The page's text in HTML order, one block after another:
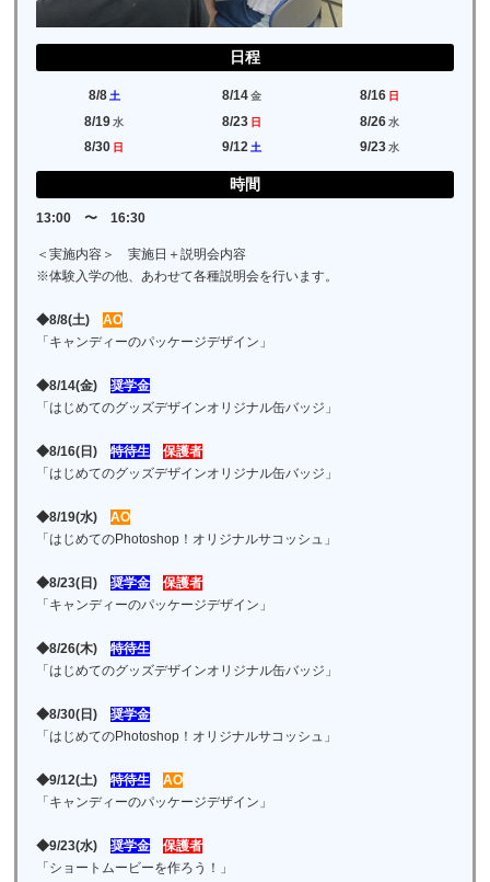
日程
8/8 土 8/14金 8/16 日
8/19 水 8/23 日 8/26水
8/30 日 9/12土 9/23水
時間
13:00 〜 16:30
＜実施内容＞ 実施日＋説明会内容
※体験入学の他、あわせて各種説明会を行います。
◆8/8(土)AO
「キャンディーのパッケージデザイン」
◆8/14(金)奨学金
「はじめてのグッズデザインオリジナル缶バッジ」
◆8/16(日)特待生
保護者
「はじめてのグッズデザインオリジナル缶バッジ」
◆8/19(水)AO
「はじめてのPhotoshop！オリジナルサコッシュ」
◆8/23(日)奨学金
保護者
「キャンディーのパッケージデザイン」
◆8/26(木)特待生
「はじめてのグッズデザインオリジナル缶バッジ」
◆8/30(日)奨学金
「はじめてのPhotoshop！オリジナルサコッシュ」
◆9/12(土)特待生
AO
「キャンディーのパッケージデザイン」
◆9/23(水)奨学金
保護者
「ショートムービーを作ろう！」